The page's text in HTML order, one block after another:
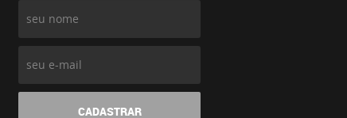
CADASTRAR